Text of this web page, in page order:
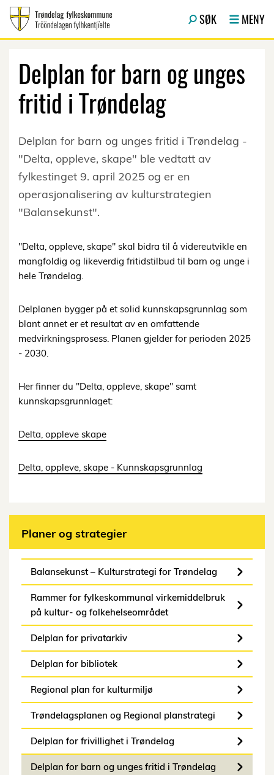
SØK MENY
Delplan for barn og unges
fritid i Trøndelag
Delplan for barn og unges fritid i Trøndelag -
"Delta, oppleve, skape" ble vedtatt av
fylkestinget 9. april 2025 og er en
operasjonalisering av kulturstrategien
"Balansekunst".
"Delta, oppleve, skape" skal bidra til å videreutvikle en
mangfoldig og likeverdig fritidstilbud til barn og unge i
hele Trøndelag.
Delplanen bygger på et solid kunnskapsgrunnlag som
blant annet er et resultat av en omfattende
medvirkningsprosess. Planen gjelder for perioden 2025
- 2030.
Her finner du "Delta, oppleve, skape" samt
kunnskapsgrunnlaget:
Delta, oppleve skape
Delta, oppleve, skape - Kunnskapsgrunnlag
Planer og strategier
Balansekunst – Kulturstrategi for Trøndelag
Rammer for fylkeskommunal virkemiddelbruk
på kultur- og folkehelseområdet
Delplan for privatarkiv
Delplan for bibliotek
Regional plan for kulturmiljø
Trøndelagsplanen og Regional planstrategi
Delplan for frivillighet i Trøndelag
Delplan for barn og unges fritid i Trøndelag